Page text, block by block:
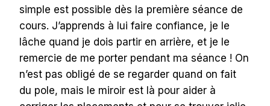
simple est possible dès la première séance de
cours. J’apprends à lui faire confiance, je le
lâche quand je dois partir en arrière, et je le
remercie de me porter pendant ma séance ! On
n’est pas obligé de se regarder quand on fait
du pole, mais le miroir est là pour aider à